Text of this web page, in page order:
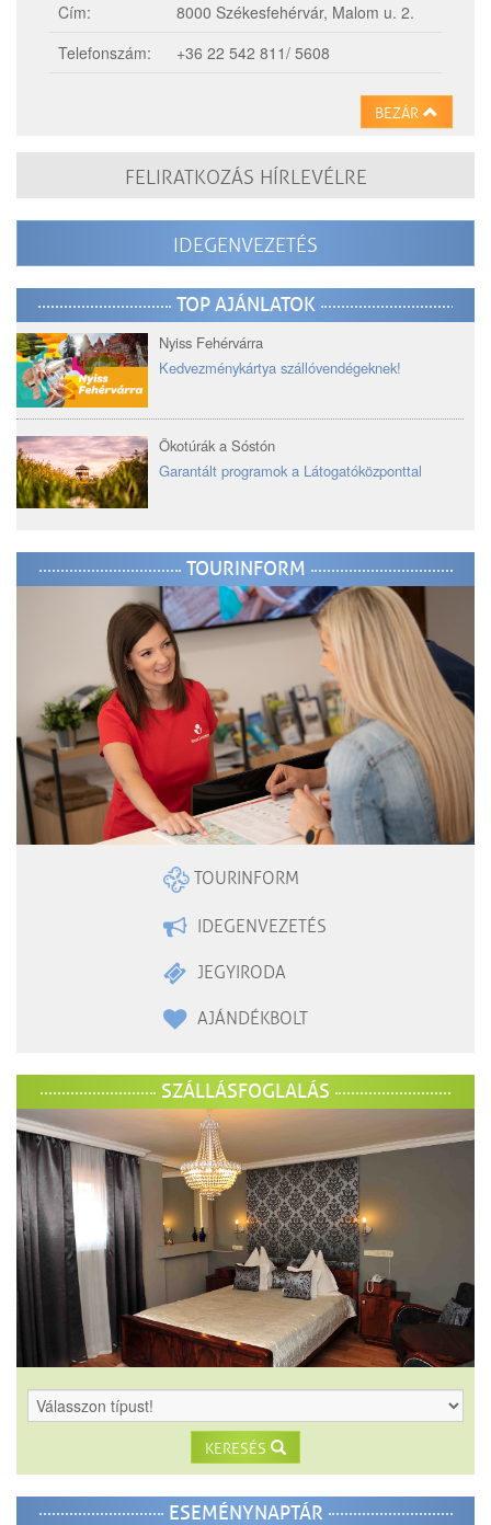
Cím:
8000 Székesfehérvár, Malom u. 2.
Telefonszám:
+36 22 542 811/ 5608
BEZÁR
FELIRATKOZÁS HÍRLEVÉLRE
IDEGENVEZETÉS
TOP AJÁNLATOK
Nyiss Fehérvárra
Kedvezménykártya szállóvendégeknek!
Ökotúrák a Sóstón
Garantált programok a Látogatóközponttal
TOURINFORM
TOURINFORM
IDEGENVEZETÉS
JEGYIRODA
AJÁNDÉKBOLT
SZÁLLÁSFOGLALÁS
KERESÉS
ESEMÉNYNAPTÁR